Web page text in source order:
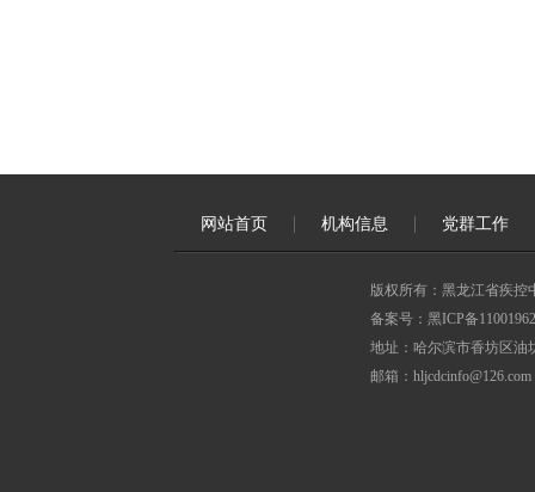
网站首页 机构信息 党群工作
版权所有：黑龙江省疾控
备案号：黑ICP备
地址：哈尔滨市香坊区油
邮箱：hljcdcinfo@126.com